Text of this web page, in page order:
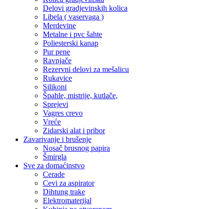
Delovi gradjevinskih kolica
Libela ( vaservaga )
Merdevine
Metalne i pvc šahte
Poliesterski kanap
Pur pene
Ravnjače
Rezervni delovi za mešalicu
Rukavice
Silikoni
Špahle, mistrije, kutlače,
Sprejevi
Vagres crevo
Vreće
Zidarski alat i pribor
Zavarivanje i brušenje
Nosač brusnog papira
Šmirgla
Sve za domaćinstvo
Cerade
Cevi za aspirator
Dihtung trake
Elektromaterijal